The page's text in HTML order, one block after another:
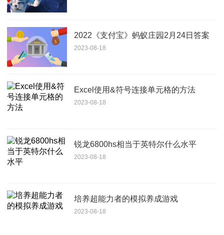
2022《支付宝》蚂蚁庄园2月24日答案
2023-08-18
Excel使用&符号连接单元格的方法
2023-08-18
锐龙6800hs相当于英特尔什么水平
2023-08-18
培养超能力者的模拟养成游戏
2023-08-18